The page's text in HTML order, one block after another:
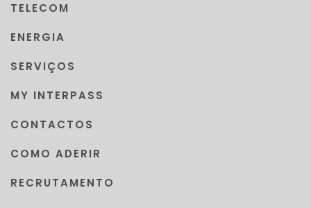
TELECOM
ENERGIA
SERVIÇOS
MY INTERPASS
CONTACTOS
COMO ADERIR
RECRUTAMENTO